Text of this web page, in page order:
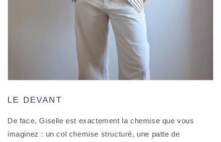
LE DEVANT
De face, Giselle est exactement la chemise que vous
imaginez : un col chemise structuré, une patte de